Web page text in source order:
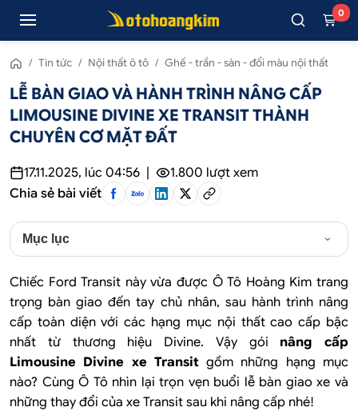
0
/ Tin tức / Nội thất ô tô / Ghế - trần - sàn - đổi màu nội thất
LỄ BÀN GIAO VÀ HÀNH TRÌNH NÂNG CẤP
LIMOUSINE DIVINE XE TRANSIT THÀNH
CHUYÊN CƠ MẶT ĐẤT
17.11.2025, lúc 04:56 1.800 lượt xem
Chia sẻ bài viết
Mục lục
Chiếc Ford Transit này vừa được Ô Tô Hoàng Kim trang
trọng bàn giao đến tay chủ nhân, sau hành trình nâng
cấp toàn diện với các hạng mục nội thất cao cấp bậc
nhất từ thương hiệu Divine. Vậy gói nâng cấp
Limousine Divine xe Transitgồm những hạng mục
nào? Cùng Ô Tô nhìn lại trọn vẹn buổi lễ bàn giao xe và
những thay đổi của xe Transit sau khi nâng cấp nhé!